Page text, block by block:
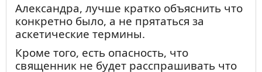
Александра, лучше кратко объяснить что
конкретно было, а не прятаться за
аскетические термины.
Кроме того, есть опасность, что
священник не будет расспрашивать что